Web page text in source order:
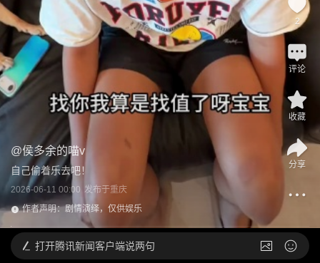
@侯多余的喵v
自己偷着乐去吧！
2026-06-11 00:00 发布于重庆
作者声明：剧情演绎，仅供娱乐
2
评论
收藏
分享
打开腾讯新闻客户端说两句